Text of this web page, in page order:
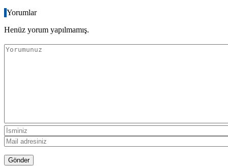
Yorumlar
Henüz yorum yapılmamış.